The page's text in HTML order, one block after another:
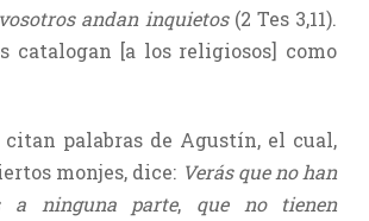
andan inquietos (2 Tes 3,11).
catalogan [a los religiosos] como
citan palabras de Agustín, el cual,
monjes, dice: Verás que no han
a ninguna parte, que no tienen